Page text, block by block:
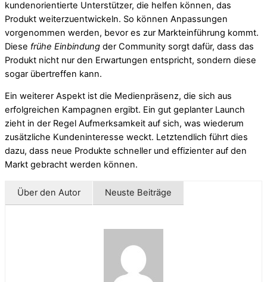
kundenorientierte Unterstützer, die helfen können, das
Produkt weiterzuentwickeln. So können Anpassungen
vorgenommen werden, bevor es zur Markteinführung kommt.
Diese frühe Einbindung der Community sorgt dafür, dass das
Produkt nicht nur den Erwartungen entspricht, sondern diese
sogar übertreffen kann.
Ein weiterer Aspekt ist die Medienpräsenz, die sich aus
erfolgreichen Kampagnen ergibt. Ein gut geplanter Launch
zieht in der Regel Aufmerksamkeit auf sich, was wiederum
zusätzliche Kundeninteresse weckt. Letztendlich führt dies
dazu, dass neue Produkte schneller und effizienter auf den
Markt gebracht werden können.
Über den Autor Neuste Beiträge